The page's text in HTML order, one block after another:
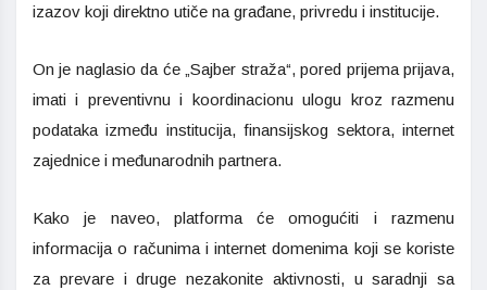
izazov koji direktno utiče na građane, privredu i institucije.
On je naglasio da će „Sajber straža“, pored prijema prijava,
imati i preventivnu i koordinacionu ulogu kroz razmenu
podataka između institucija, finansijskog sektora, internet
zajednice i međunarodnih partnera.
Kako je naveo, platforma će omogućiti i razmenu
informacija o računima i internet domenima koji se koriste
za prevare i druge nezakonite aktivnosti, u saradnji sa